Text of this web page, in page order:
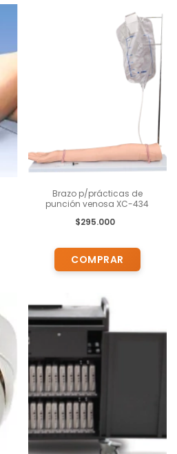
Brazo p/prácticas de
punción venosa XC-434
$295.000